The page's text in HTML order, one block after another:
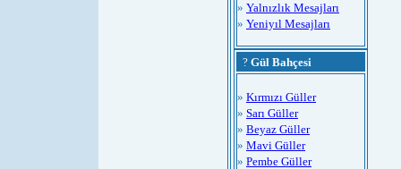
» Yalnızlık Mesajları
» Yeniyıl Mesajları
? Gül Bahçesi
» Kırmızı Güller
» Sarı Güller
» Beyaz Güller
» Mavi Güller
» Pembe Güller